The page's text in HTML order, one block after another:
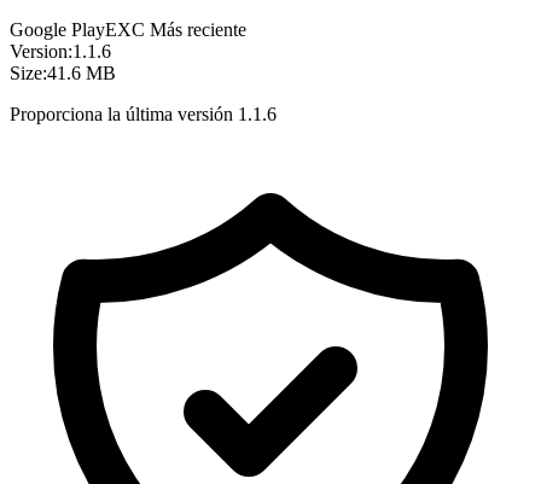
Google PlayEXC Más reciente
Version:1.1.6
Size:41.6 MB
Proporciona la última versión 1.1.6